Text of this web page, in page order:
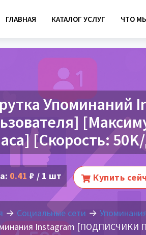
ГЛАВНАЯ КАТАЛОГ УСЛУГ ЧТО
Упоминаний
[Скорость:
0.41 ₽ / 1 шт Купить
Социальные сети
Instagram [ПОДПИСЧИКИ